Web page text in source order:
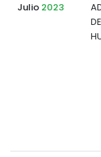
Julio 2023